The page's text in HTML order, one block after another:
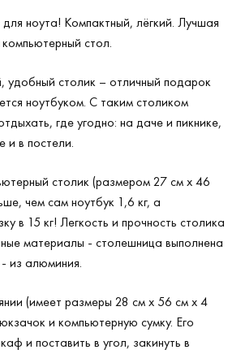
ноута! Компактный, лёгкий. Лучшая
стол.
удобный столик – отличный подарок
ноутбуком. С таким столиком
где угодно: на даче и пикнике,
и в постели.
столик (размером 27 см х 46
чем сам ноутбук 1,6 кг, а
в 15 кг! Легкость и прочность столика
материалы - столешница выполнена
из алюминия.
(имеет размеры 28 см х 56 см х 4
и компьютерную сумку. Его
и поставить в угол, закинуть в